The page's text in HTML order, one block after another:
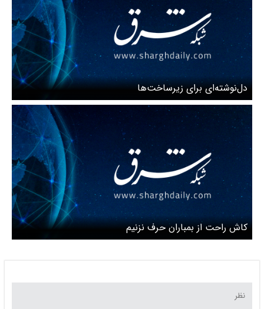
دل‌نوشته‌ای برای زیرساخت‌ها
کاش راحت از بمباران حرف نزنیم